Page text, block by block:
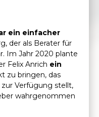
ein einfacher
der als Berater für
Im Jahr 2020 plante
Felix Anrich ein
zu bringen, das
Verfügung stellt,
wahrgenommen